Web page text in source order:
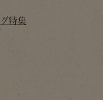
特集